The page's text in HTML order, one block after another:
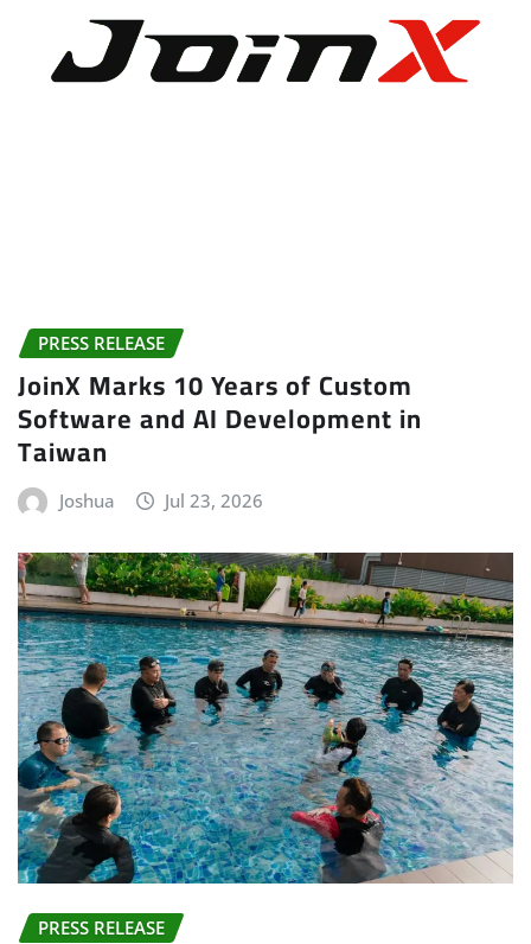
PRESS RELEASE
JoinX Marks 10 Years of Custom
Software and AI Development in
Taiwan
Joshua Jul 23, 2026
PRESS RELEASE